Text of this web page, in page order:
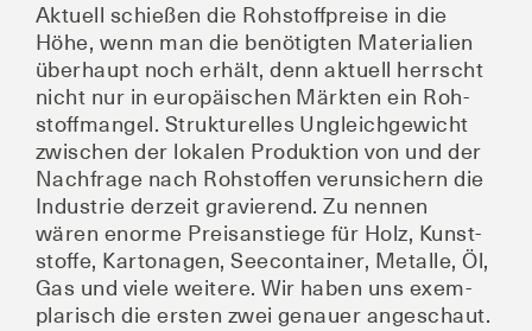
Aktu­ell schie­ßen die Roh­stoff­prei­se in die
Höhe, wenn man die benö­tig­ten Mate­ria­li­en
über­haupt noch erhält, denn aktu­ell herrscht
nicht nur in euro­päi­schen Märk­ten ein Roh­
stoff­man­gel. Struk­tu­rel­les Ungleich­ge­wicht
zwi­schen der loka­len Pro­duk­ti­on von und der
Nach­fra­ge nach Roh­stof­fen ver­un­si­chern die
Indus­trie der­zeit gra­vie­rend. Zu nen­nen
wären enor­me Preis­an­stie­ge für Holz, Kunst­
stof­fe, Kar­to­na­gen, See­con­tai­ner, Metal­le, Öl,
Gas und vie­le wei­te­re. Wir haben uns exem­
pla­risch die ers­ten zwei genau­er angeschaut.